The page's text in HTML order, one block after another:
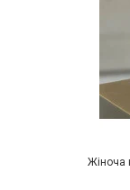
Жіноча